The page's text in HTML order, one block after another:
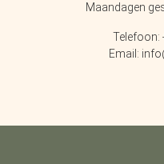
Maandagen
Telefoon:
Email: